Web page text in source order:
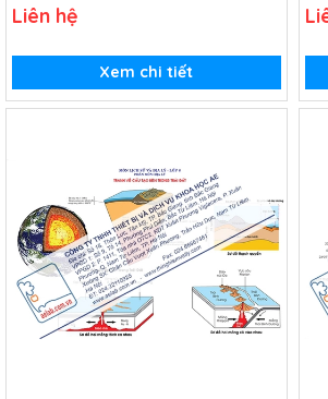
Liên hệ
Xem chi tiết